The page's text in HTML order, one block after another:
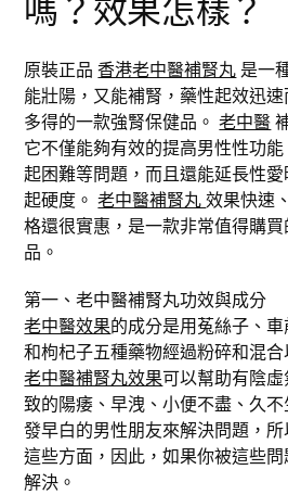
原裝正品香港老中醫補腎丸 是一
能壯陽，又能補腎，藥性起效迅
多得的一款強腎保健品。老中醫
它不僅能夠有效的提高男性性功
起困難等問題，而且還能延長性
起硬度。老中醫補腎丸效果快速
格還很實惠，是一款非常值得購
品。
第一、老中醫補腎丸功效與成分
老中醫效果的成分是用菟絲子、
和枸杞子五種藥物經過粉碎和混
老中醫補腎丸效果可以幫助有陰
致的陽痿、早洩、小便不盡、久
發早白的男性朋友來解決問題，
這些方面，因此，如果你被這些
解決。